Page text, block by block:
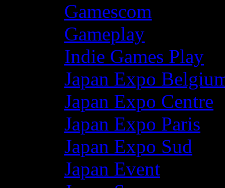
Gamescom
Gameplay
Indie Games Play
Japan Expo
Japan Expo Centre
Japan Expo Paris
Japan Expo Sud
Japan Event